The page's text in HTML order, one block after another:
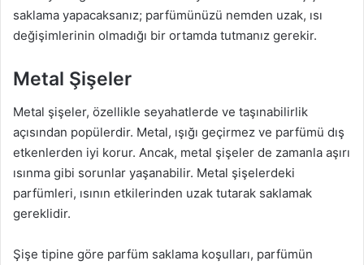
saklama yapacaksanız; parfümünüzü nemden uzak, ısı
değişimlerinin olmadığı bir ortamda tutmanız gerekir.
Metal Şişeler
Metal şişeler, özellikle seyahatlerde ve taşınabilirlik
açısından popülerdir. Metal, ışığı geçirmez ve parfümü dış
etkenlerden iyi korur. Ancak, metal şişeler de zamanla aşırı
ısınma gibi sorunlar yaşanabilir. Metal şişelerdeki
parfümleri, ısının etkilerinden uzak tutarak saklamak
gereklidir.
Şişe tipine göre parfüm saklama koşulları, parfümün